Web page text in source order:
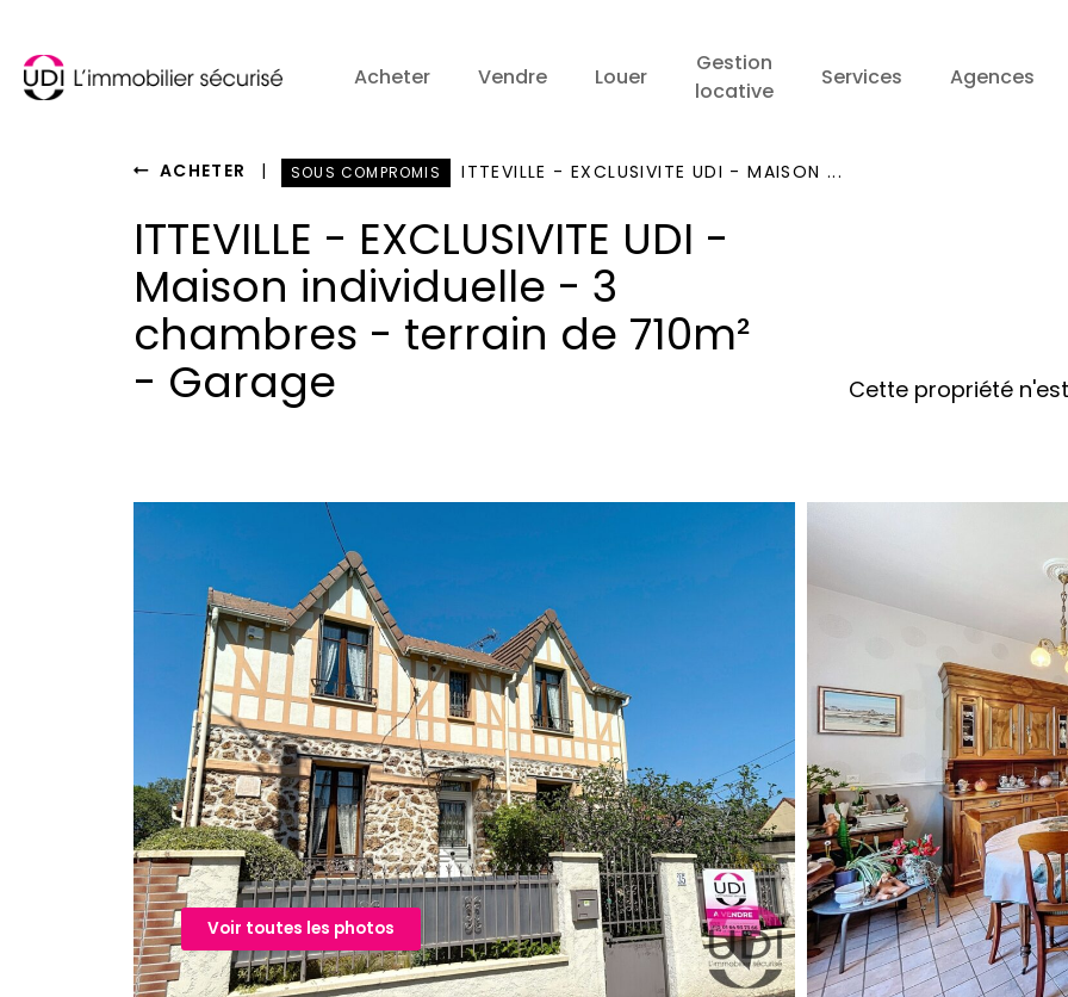
Acheter Vendre Louer
Gestion
locative
Services Agences
ACHETER | SOUS COMPROMIS ITTEVILLE - EXCLUSIVITE UDI - MAISON ...
ITTEVILLE - EXCLUSIVITE UDI -
Maison individuelle - 3
chambres - terrain de 710m²
- Garage Cette propriété
Voir toutes les photos